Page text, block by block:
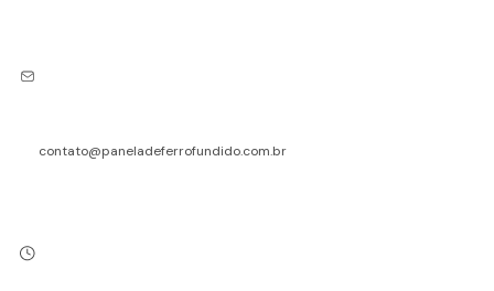
contato@paneladeferrofundido.com.br